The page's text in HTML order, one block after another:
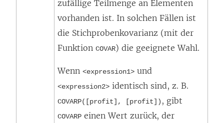
t
)
zufällige Teilmenge an Elementen
vorhanden ist. In solchen Fällen ist
die Stichprobenkovarianz (mit der
Funktion COVAR) die geeignete Wahl.
Wenn <expression1> und
<expression2> identisch sind, z. B.
COVARP([profit], [profit]) , gibt
COVARP einen Wert zurück, der